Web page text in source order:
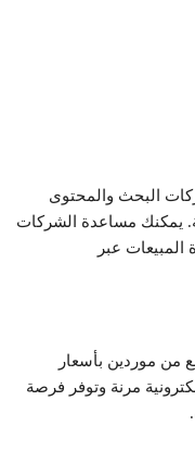
البحث والمحتوى
يمكنك مساعدة الشركات
عبر
من موردين بأسعار
مرنة وتوفر فرصة